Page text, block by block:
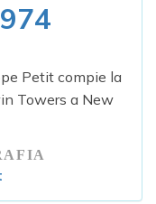
Petit compie la
Towers a New